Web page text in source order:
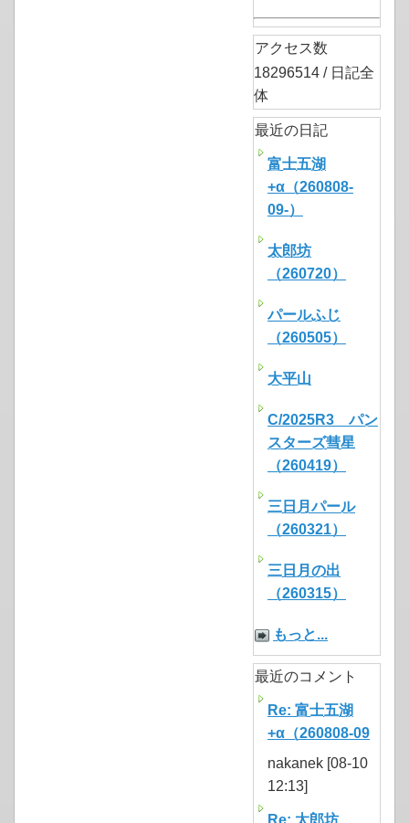
アクセス数
18296514 / 日記全
体
最近の日記
富士五湖
+α（260808-
09-）
太郎坊
（260720）
パールふじ
（260505）
大平山
C/2025R3 パン
スターズ彗星
（260419）
三日月パール
（260321）
三日月の出
（260315）
もっと...
最近のコメント
Re: 富士五湖
+α（260808-09
nakanek [08-10
12:13]